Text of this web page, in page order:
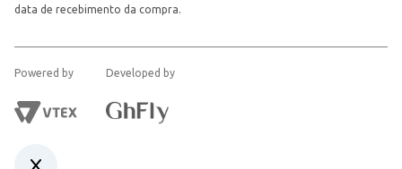
data de recebimento da compra.
Powered by Developed by